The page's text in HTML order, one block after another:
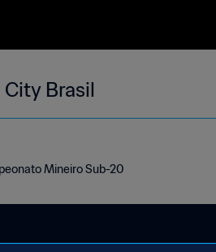
Brasil
Mineiro Sub-20